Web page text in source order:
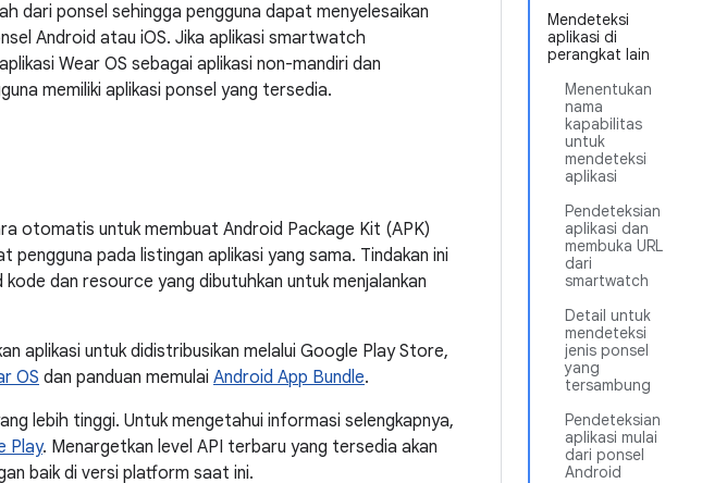
Mendeteksi
aplikasi di
perangkat lain
Menentukan
nama
kapabilitas
untuk
mendeteksi
aplikasi
Pendeteksian
aplikasi dan
membuka URL
dari
smartwatch
Detail untuk
mendeteksi
jenis ponsel
yang
tersambung
Pendeteksian
aplikasi mulai
dari ponsel
Android
dari ponsel sehingga pengguna dapat menyelesaikan
Android atau iOS. Jika aplikasi smartwatch
Wear OS sebagai aplikasi non-mandiri dan
memiliki aplikasi ponsel yang tersedia.
otomatis untuk membuat Android Package Kit (APK)
pada listingan aplikasi yang sama. Tindakan ini
dan resource yang dibutuhkan untuk menjalankan
aplikasi untuk didistribusikan melalui Google Play Store,
OS dan panduan memulai Android App Bundle.
lebih tinggi. Untuk mengetahui informasi selengkapnya,
Play. Menargetkan level API terbaru yang tersedia akan
baik di versi platform saat ini.